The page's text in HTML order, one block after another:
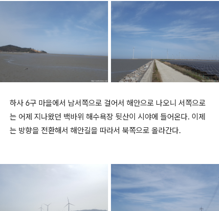
하사 6구 마을에서 남서쪽으로 걸어서 해안으로 나오니 서쪽으로
는 어제 지나왔던 백바위 해수욕장 뒷산이 시야에 들어온다. 이제
는 방향을 전환해서 해안길을 따라서 북쪽으로 올라간다.